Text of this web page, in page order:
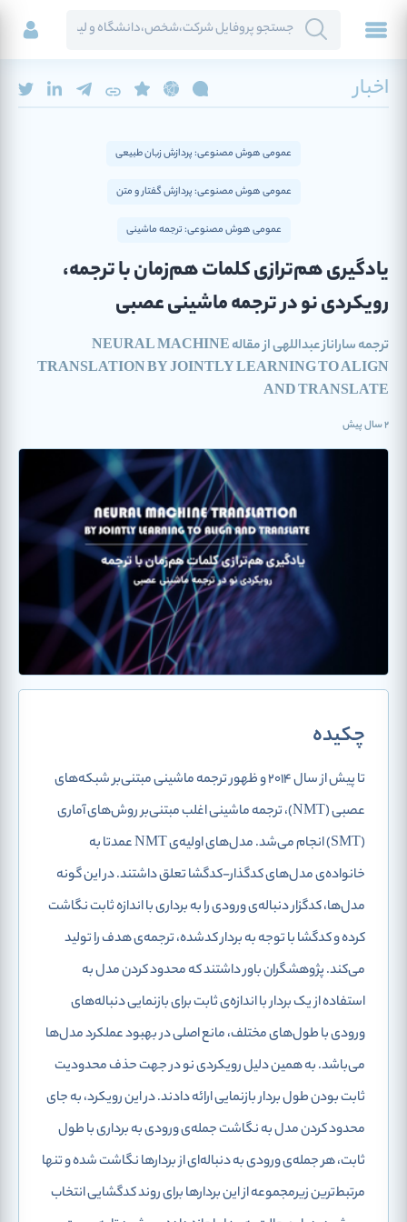
اخبار
عمومی هوش مصنوعی: پردازش زبان طبیعی
عمومی هوش مصنوعی: پردازش گفتار و متن
عمومی هوش مصنوعی: ترجمه ماشینی
یادگیری هم‌ترازی کلمات هم‌زمان با ترجمه،
رویکردی نو در ترجمه ماشینی عصبی
ترجمه ساراناز عبداللهی از مقاله NEURAL MACHINE
TRANSLATION BY JOINTLY LEARNING TO ALIGN
AND TRANSLATE
2 سال پیش
چکیده
تا پیش از سال 2014 و ظهور ترجمه ماشینی مبتنی‌بر شبکه‌های
عصبی (NMT)، ترجمه ماشینی اغلب مبتنی‌بر روش‌های آماری
(SMT) انجام می‌شد. مدل‌های اولیه‌ی NMT عمدتا به
خانواده‌ی مدل‌های کدگذار-کدگشا تعلق داشتند. در این گونه
مدل‌ها، کدگزار دنباله‌ی ورودی را به برداری با اندازه ثابت نگاشت
کرده و کدگشا با توجه به بردار کدشده، ترجمه‌ی هدف را تولید
می‌کند. پژوهشگران باور داشتند که محدود کردن مدل به
استفاده از یک بردار با اندازه‌ی ثابت برای بازنمایی دنباله‌های
ورودی با طول‌های مختلف، مانع اصلی در بهبود عملکرد مدل‌ها
می‌باشد. به همین دلیل رویکردی نو در جهت حذف محدودیت
ثابت بودن طول بردار بازنمایی ارائه دادند. در این رویکرد، به جای
محدود کردن مدل به نگاشت جمله‌ی ورودی به برداری با طول
ثابت، هر جمله‌ی ورودی به دنباله‌ای از بردارها نگاشت شده و تنها
مرتبط‌ترین زیرمجموعه‌ از این بردارها برای روند کدگشایی انتخاب